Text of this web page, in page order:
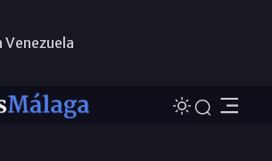
Venezuela